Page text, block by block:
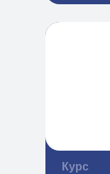
Курс